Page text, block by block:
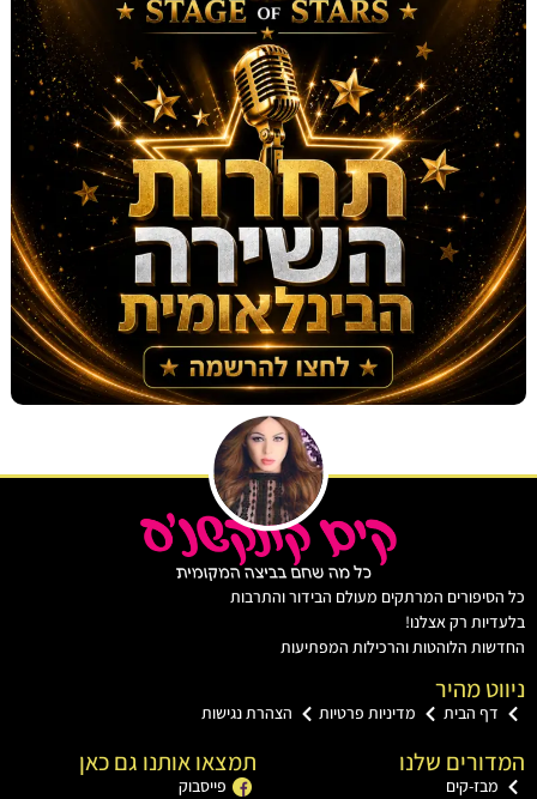
המרתקים מעולם הבידור והתרבות
רק אצלנו!
הלוהטות והרכילות המפתיעות
מהיר
הבית מדיניות פרטיות הצהרת נגישות
שלנו
קים
תמצאו אותנו גם כאן
פייסבוק